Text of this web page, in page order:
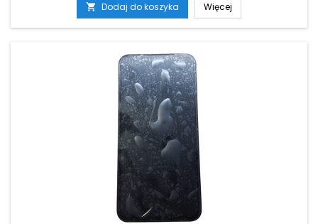
 Dodaj do koszyka Więcej